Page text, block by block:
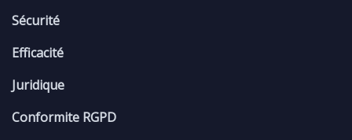
Sécurité
Efficacité
Juridique
Conformite RGPD